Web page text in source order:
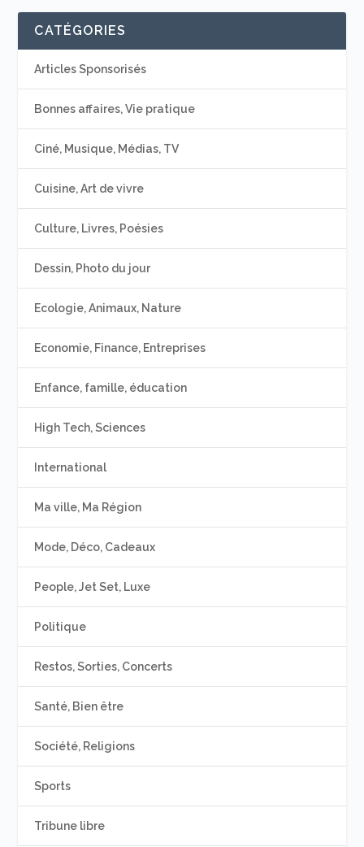
CATÉGORIES
Articles Sponsorisés
Bonnes affaires, Vie pratique
Ciné, Musique, Médias, TV
Cuisine, Art de vivre
Culture, Livres, Poésies
Dessin, Photo du jour
Ecologie, Animaux, Nature
Economie, Finance, Entreprises
Enfance, famille, éducation
High Tech, Sciences
International
Ma ville, Ma Région
Mode, Déco, Cadeaux
People, Jet Set, Luxe
Politique
Restos, Sorties, Concerts
Santé, Bien être
Société, Religions
Sports
Tribune libre